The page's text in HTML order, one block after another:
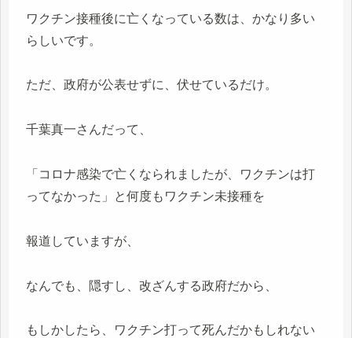
ワクチン接種後に亡くなっている数は、かなり多い
らしいです。
ただ、政府が公表せずに、伏せているだけ。
千葉真一さんだって、
「コロナ感染で亡くなられましたが、ワクチンは打
ってなかった」と何度もワクチン未接種を
報道していますが、
なんでも、隠すし、改ざんする政府だから、
もしかしたら、ワクチン打って死んだかもしれない